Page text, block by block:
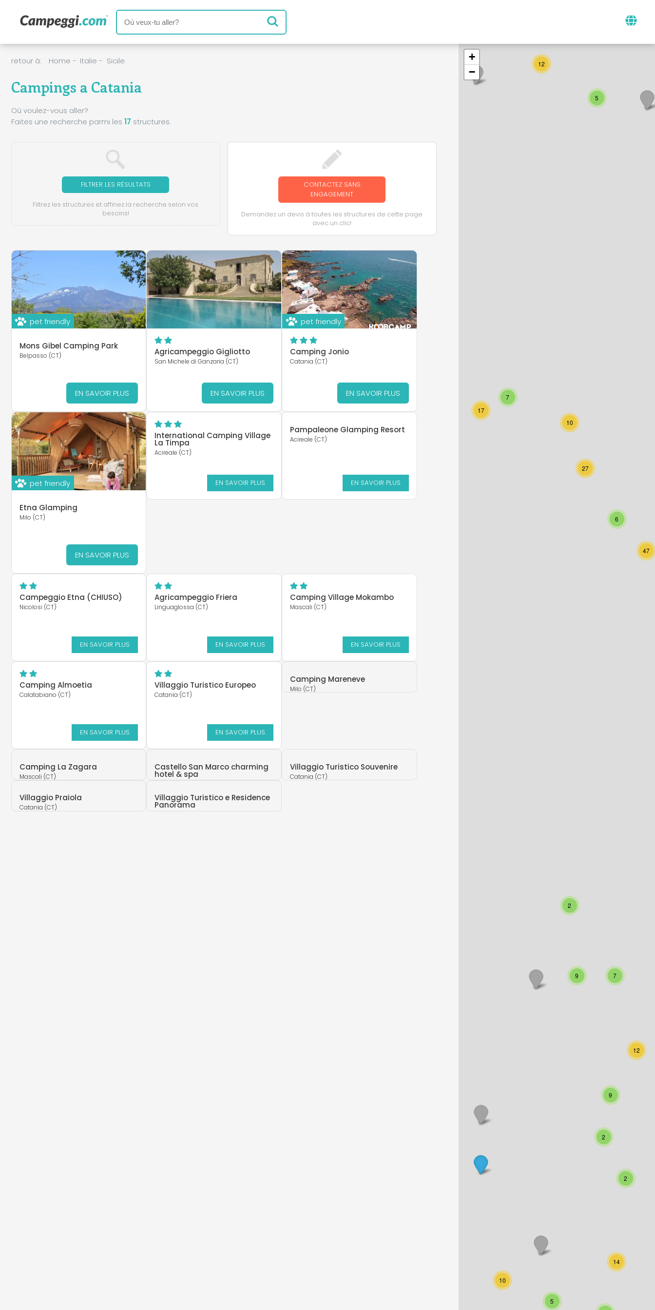
12
5
17
10
27
7
6
47
2
9 7
2
12
9
5
10
2
14
+
−
retour à: Home - Italie - Sicile
Campings a Catania
Où voulez-vous aller?
Faites une recherche parmi les 17 structures.
FILTRER LES RÉSULTATS
Filtrez les structures et affinez la recherche selon vos
besoins!
CONTACTEZ SANS
ENGAGEMENT
Demandez un devis à toutes les structures de cette page
avec un clic!
pet friendly
Mons Gibel Camping Park
Belpasso (CT)
EN SAVOIR PLUS
Agricampeggio Gigliotto
San Michele di Ganzaria (CT)
EN SAVOIR PLUS
pet friendly
Camping Jonio
Catania (CT)
EN SAVOIR PLUS
pet friendly
Etna Glamping
Milo (CT)
EN SAVOIR PLUS
International Camping Village
La Timpa
Acireale (CT)
EN SAVOIR PLUS
Pampaleone Glamping Resort
Acireale (CT)
EN SAVOIR PLUS
Campeggio Etna (CHIUSO)
Nicolosi (CT)
EN SAVOIR PLUS
Agricampeggio Friera
Linguaglossa (CT)
EN SAVOIR PLUS
Camping Village Mokambo
Mascali (CT)
EN SAVOIR PLUS
Camping Almoetia
Calatabiano (CT)
EN SAVOIR PLUS
Villaggio Turistico Europeo
Catania (CT)
EN SAVOIR PLUS
Camping Mareneve
Milo (CT)
Camping La Zagara
Mascali (CT)
Castello San Marco charming
hotel & spa
Villaggio Turistico Souvenire
Catania (CT)
Villaggio Praiola
Catania (CT)
Villaggio Turistico e Residence
Panorama